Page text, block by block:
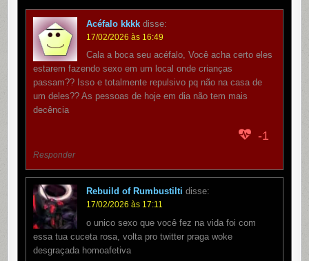
Acéfalo kkkk disse:
17/02/2026 às 16:49
Cala a boca seu acéfalo, Você acha certo eles
estarem fazendo sexo em um local onde crianças
passam?? Isso e totalmente repulsivo pq não na casa de
um deles?? As pessoas de hoje em dia não tem mais
decência
-1
Responder
Rebuild of Rumbustilti disse:
17/02/2026 às 17:11
o unico sexo que você fez na vida foi com
essa tua cuceta rosa, volta pro twitter praga woke
desgraçada homoafetiva